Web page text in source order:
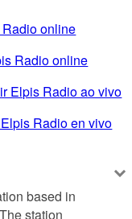
online
Radio online
Elpis Radio ao vivo
Radio en vivo
based in
station